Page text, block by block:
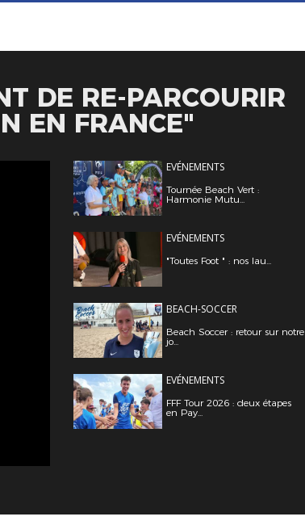
DE RE-PARCOURIR
EN FRANCE"
EVÉNEMENTS
Tournée Beach Vert :
Harmonie Mutu...
EVÉNEMENTS
"Toutes Foot " : nos lau...
BEACH-SOCCER
Beach Soccer : retour sur notre
jo...
EVÉNEMENTS
FFF Tour 2026 : deux étapes
en Pay...